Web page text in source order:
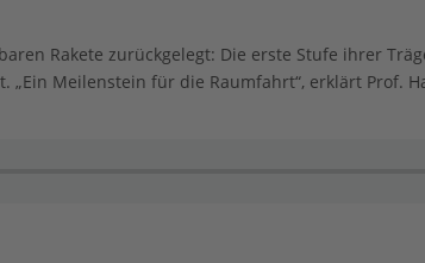
Rakete zurückgelegt: Die erste Stufe ihrer
Meilenstein für die Raumfahrt“, erklärt Prof.